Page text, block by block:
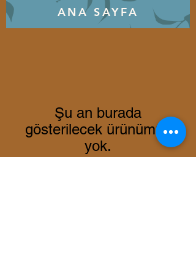
ANA SAYFA
Şu an burada
gösterilecek ürünümüz
yok.